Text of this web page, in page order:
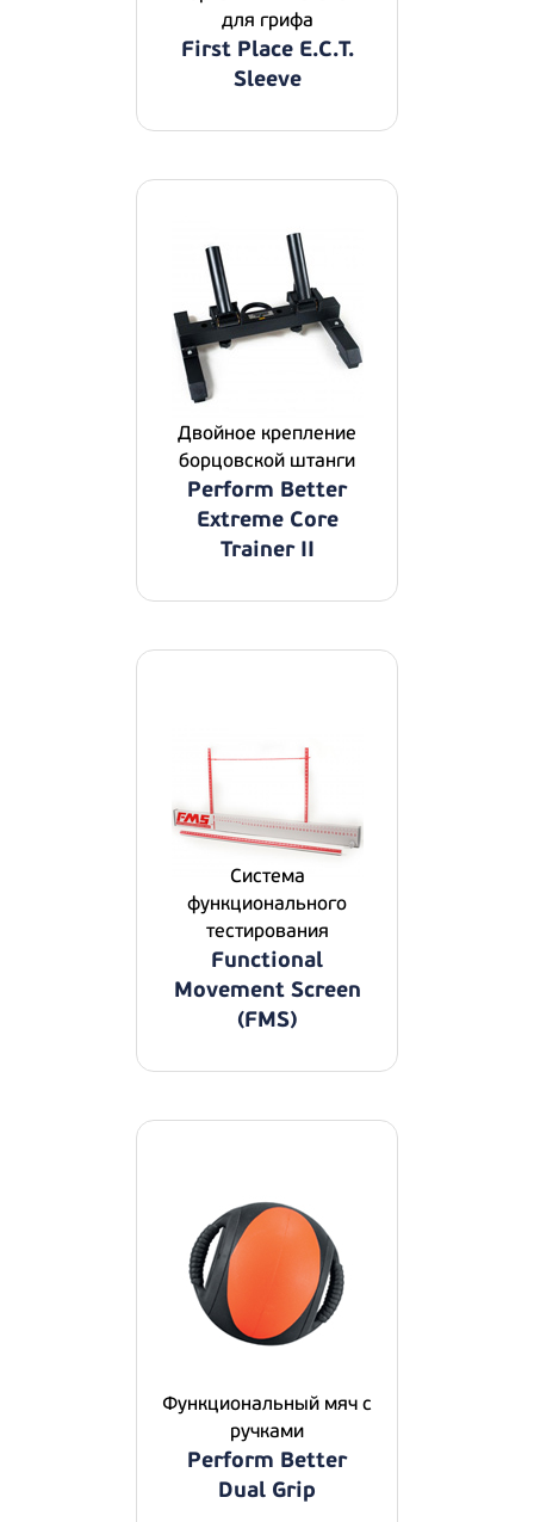
для грифа
First Place E.C.T.
Sleeve
Двойное крепление
борцовской штанги
Perform Better
Extreme Core
Trainer II
Система
функционального
тестирования
Functional
Movement Screen
(FMS)
Функциональный мяч с
ручками
Perform Better
Dual Grip